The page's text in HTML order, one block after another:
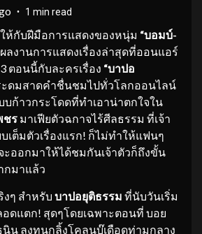
1 min read
ห้กับฝีมือการแสดงของหนุ่ม “บอมบ์-
ลงานการแสดงเรื่องล่าสุดที่ออนแอร์
ตอนนี้กับละครเรื่อง “บาปอ
ดมสาดคำชื่นชมไปทั่วโลกออนไลน์
ก้าวกระโดดที่ทำเอาน่าตกใจใน
ชร มาเฟียตัวฉกาจไร้ศีลธรรม ที่เจ้า
เต็มตัวเรื่องแรก! ก็ไม่ทำให้แฟนๆ
ะออกมาให้ได้ชมกันเจ้าตัวก็ถึงขั้น
กมาแล้ว
ๆ สำหรับ บาปอยุติธรรม ที่นับวันเริ่ม
ดแตก! สุดๆโดยเฉพาะตอนที่ บอย
น ลงทุนกลิ้งโคลนบู๊เดือดท่ามกลาง